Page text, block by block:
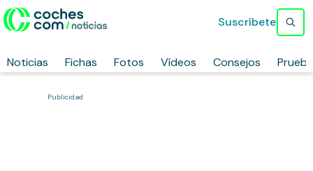
Noticias Fichas Fotos Vídeos Consejos
Suscríbete
Publicidad